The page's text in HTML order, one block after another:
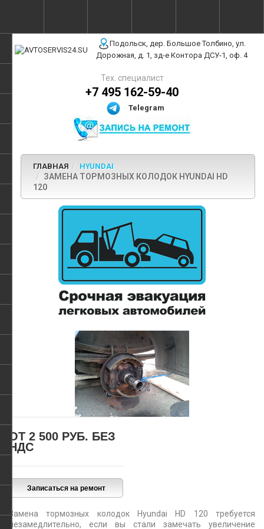
Подольск, дер. Большое Толбино, ул.
Дорожная, д. 1, зд-е Контора ДСУ-1, оф. 4
Тех. специалист
+7 495 162-59-40
Telegram
ГЛАВНАЯ HYUNDAI
ЗАМЕНА ТОРМОЗНЫХ КОЛОДОК HYUNDAI HD
120
ОТ 2 500 РУБ. БЕЗ
НДС
Замена тормозных колодок Hyundai HD 120 требуется
незамедлительно, если вы стали замечать увеличение